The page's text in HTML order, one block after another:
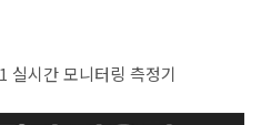
실시간 모니터링 측정기